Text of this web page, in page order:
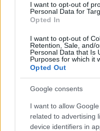
I want to opt-out of
Personal Data for
Opted In
I want to opt-out of
Retention, Sale, and/
Personal Data that Is
Purposes for which it
Opted Out
Google consents
I want to allow
related to advertising
device identifiers in
Notizie
i tuoi
Su
345